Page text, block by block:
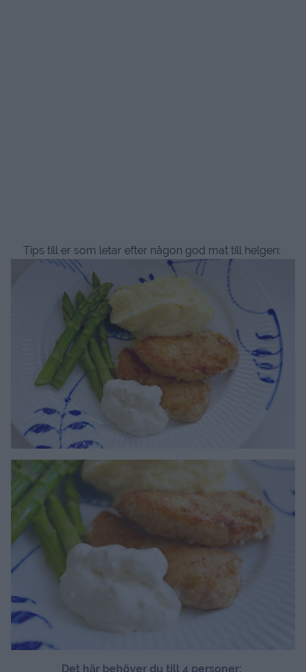
Tips till er som letar efter någon god mat till helgen:
Det här behöver du till 4 personer: